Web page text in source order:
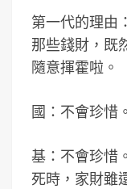
第一代的理由
那些錢財，既
隨意揮霍啦。
國：不會珍惜。
基：不會珍惜
死時，家財雖